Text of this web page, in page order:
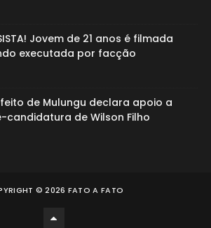
Jovem de 21 anos é filmada
executada por facção
de Mulungu declara apoio a
candidatura de Wilson Filho
©2026 FATO A FATO